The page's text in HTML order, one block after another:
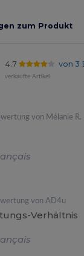
zum Produkt
4.7 von 3
verkaufte Artikel
von Mélanie R.
von AD4u
Verhältnis